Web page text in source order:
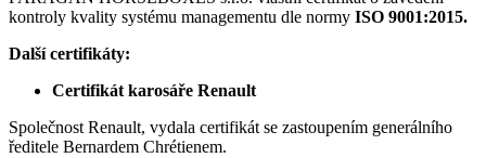
kontroly kvality systému managementu dle normy ISO 9001:2015.
Další certifikáty:
Certifikát karosáře Renault
Společnost Renault, vydala certifikát se zastoupením generálního
ředitele Bernardem Chrétienem.